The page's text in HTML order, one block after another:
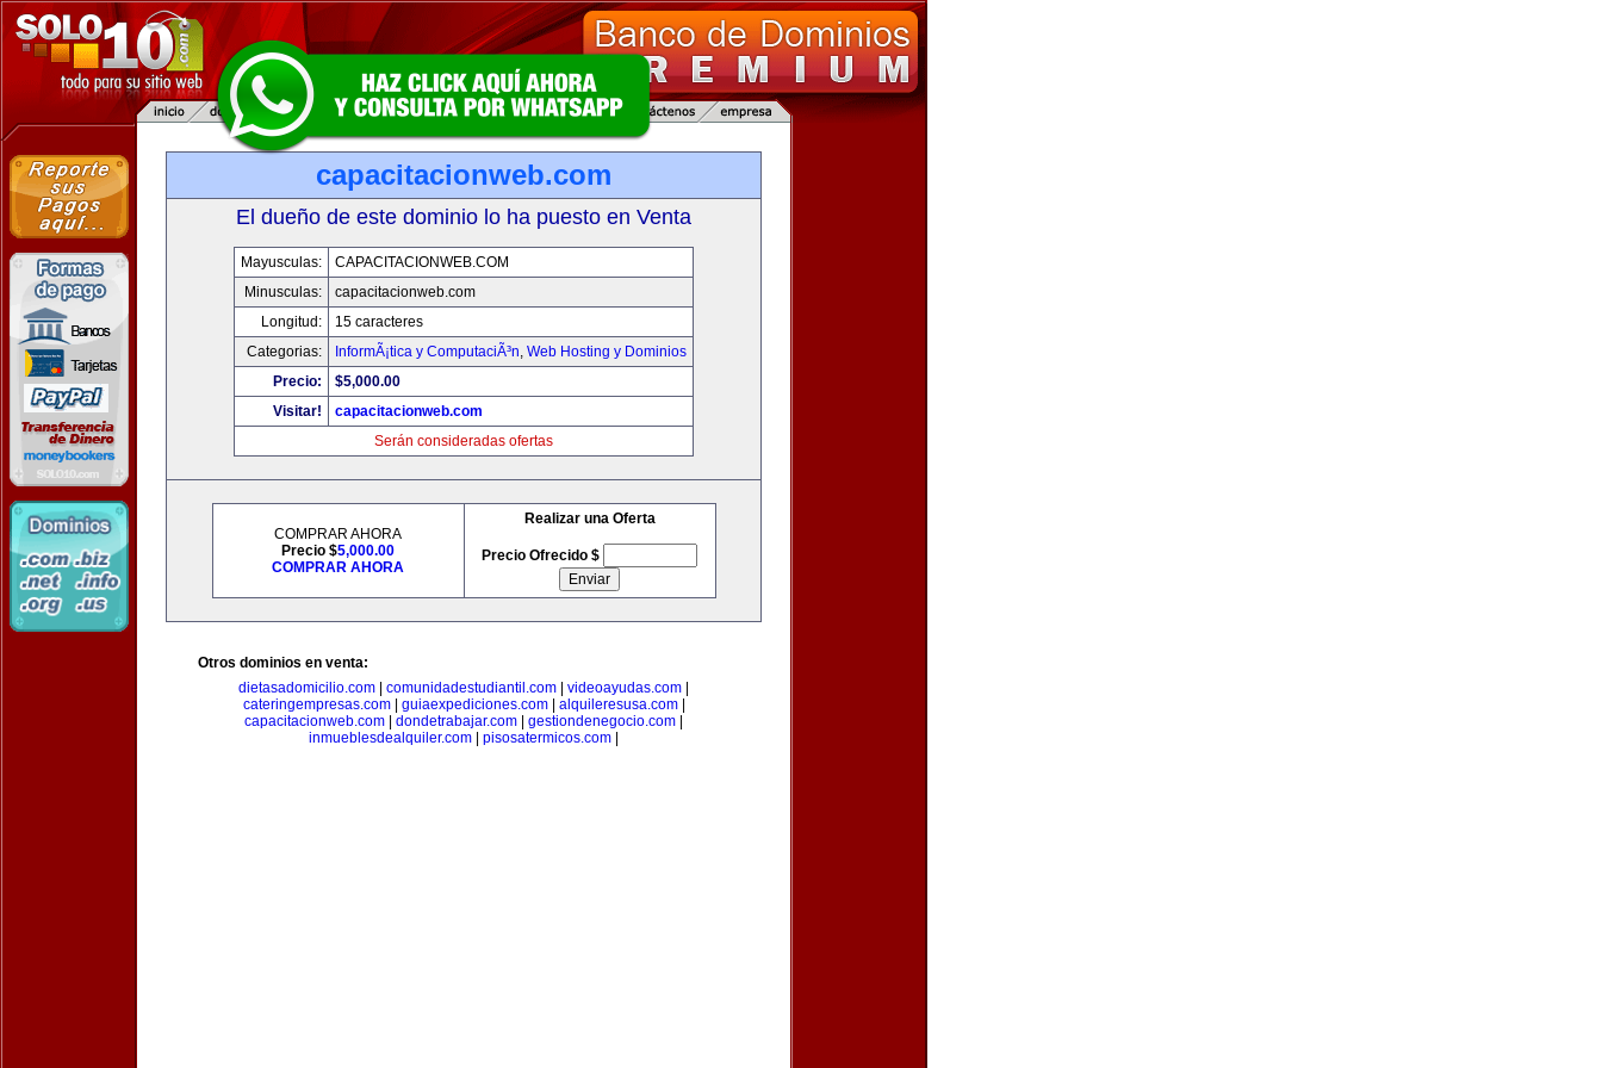
capacitacionweb.com
El dueño de este dominio lo ha puesto en Venta
Mayusculas:
CAPACITACIONWEB.COM
Minusculas:
capacitacionweb.com
Longitud:
15 caracteres
Categorias:
InformÃ¡tica y ComputaciÃ³n, Web Hosting y Dominios
Precio:
$5,000.00
Visitar!
capacitacionweb.com
Serán consideradas ofertas
COMPRAR AHORA
Precio $5,000.00
COMPRAR AHORA
Realizar una Oferta
Precio Ofrecido $
Otros dominios en venta:
dietasadomicilio.com
comunidadestudiantil.com videoayudas.com
cateringempresas.com| guiaexpediciones.com| alquileresusa.com|
capacitacionweb.com
dondetrabajar.com gestiondenegocio.com
inmueblesdealquiler.com
pisosatermicos.com